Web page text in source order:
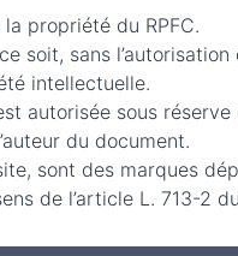
propriété du RPFC.
soit, sans l’autorisation
intellectuelle.
autorisée sous réserve
du document.
sont des marques
de l’article L. 713-2